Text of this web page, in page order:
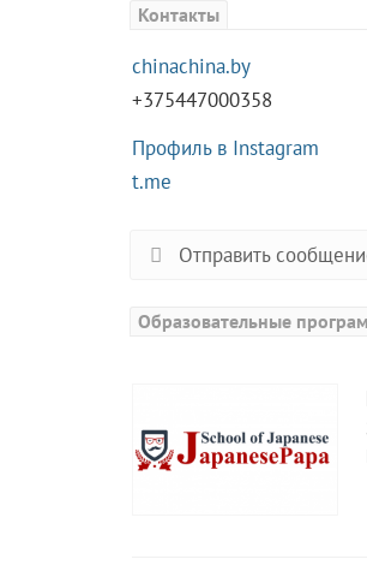
Контакты
chinachina.by
+375447000358
Профиль в Instagram
t.me
Отправить
Образовательные